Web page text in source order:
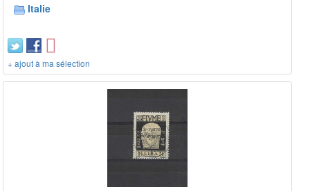
Italie
+ ajout à ma sélection